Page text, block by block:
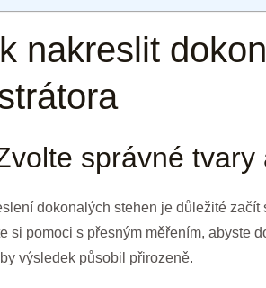
nakreslit
správné tvary
dokonalých stehen je důležité
si pomoci s přesným měřením, abyste
výsledek působil přirozeně.